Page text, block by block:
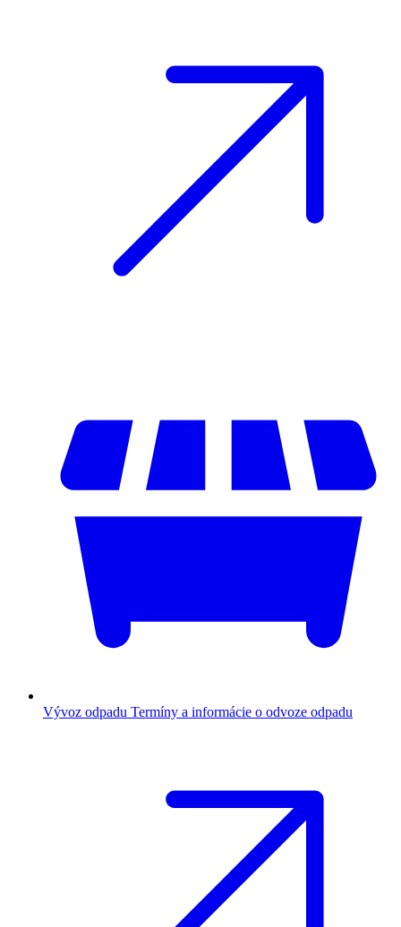
Vývoz odpadu Termíny a informácie o odvoze odpadu